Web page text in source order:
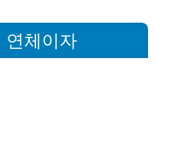
연체이자